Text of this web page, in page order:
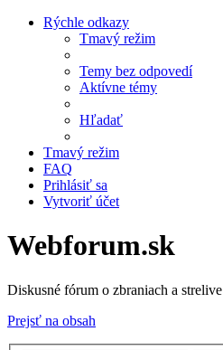
Rýchle odkazy
Tmavý režim
Temy bez odpovedí
Aktívne témy
Hľadať
Tmavý režim
FAQ
Prihlásiť sa
Vytvoriť účet
Webforum.sk
Diskusné fórum o zbraniach a strelive
Prejsť na obsah